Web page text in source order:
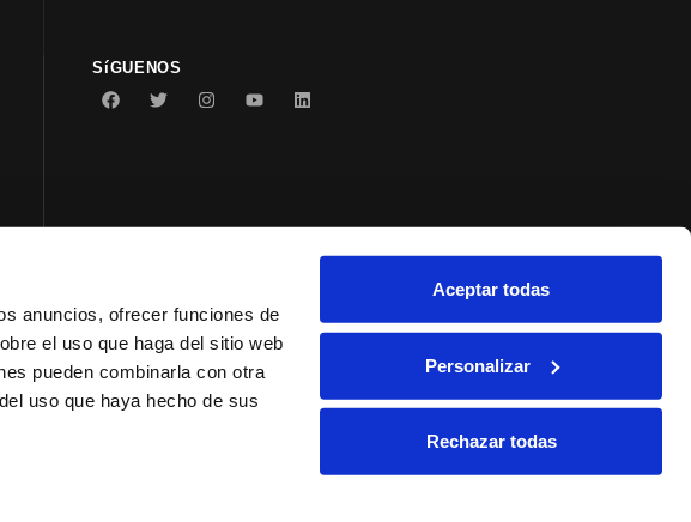
anuncios, ofrecer funciones de
el uso que haga del sitio web
pueden combinarla con otra
uso que haya hecho de sus
Aceptar todas
Personalizar
Rechazar todas
SíGUENOS
© 2023 Conservas Serrats